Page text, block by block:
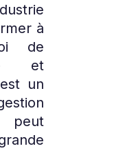
à
de
et
un
peut